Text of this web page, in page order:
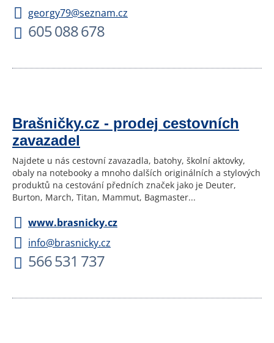
georgy79@seznam.cz
605 088 678
Brašničky.cz - prodej cestovních
zavazadel
Najdete u nás cestovní zavazadla, batohy, školní aktovky,
obaly na notebooky a mnoho dalších originálních a stylových
produktů na cestování předních značek jako je Deuter,
Burton, March, Titan, Mammut, Bagmaster...
www.brasnicky.cz
info@brasnicky.cz
566 531 737